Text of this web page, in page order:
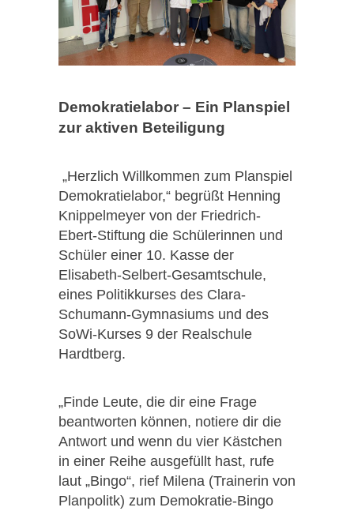
Demokratielabor – Ein Planspiel
zur aktiven Beteiligung
„Herzlich Willkommen zum Planspiel
Demokratielabor,“ begrüßt Henning
Knippelmeyer von der Friedrich-
Ebert-Stiftung die Schülerinnen und
Schüler einer 10. Kasse der
Elisabeth-Selbert-Gesamtschule,
eines Politikkurses des Clara-
Schumann-Gymnasiums und des
SoWi-Kurses 9 der Realschule
Hardtberg.
„Finde Leute, die dir eine Frage
beantworten können, notiere dir die
Antwort und wenn du vier Kästchen
in einer Reihe ausgefüllt hast, rufe
laut „Bingo“, rief Milena (Trainerin von
Planpolitk) zum Demokratie-Bingo